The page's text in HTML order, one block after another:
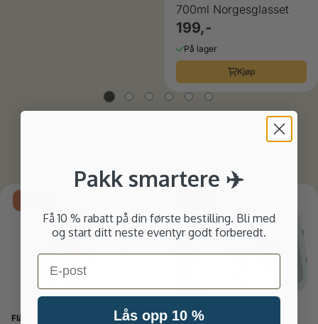
700ml Norgesglasset
199,-
På lager
Kjøp
Flåklypa
Pakk smartere ✈️
Få 10 % rabatt på din første bestilling. Bli med
og start ditt neste eventyr godt forberedt.
Email
Lås opp 10 %